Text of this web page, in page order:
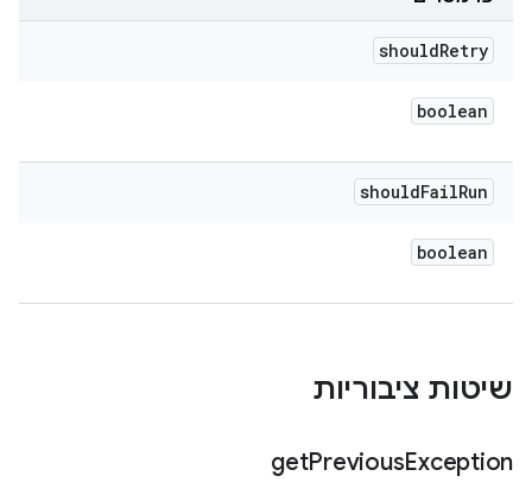
shouldRetry
boolean
shouldFailRun
boolean
שיטות ציבוריות
getPreviousException